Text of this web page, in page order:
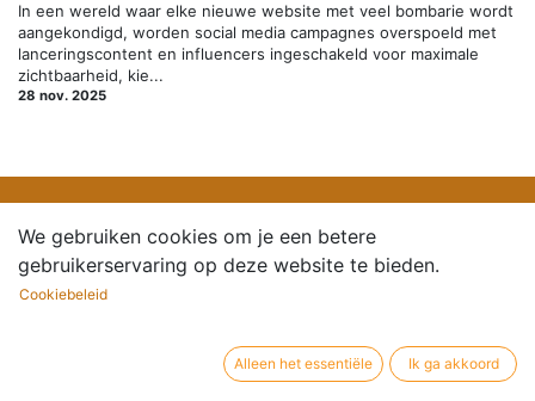
In een wereld waar elke nieuwe website met veel bombarie wordt
aangekondigd, worden social media campagnes overspoeld met
lanceringscontent en influencers ingeschakeld voor maximale
zichtbaarheid, kie...
28 nov. 2025
+32 (0) 16 14 06 33
info@vizirgroup.eu
We gebruiken cookies om je een betere
gebruikerservaring op deze website te bieden.
Cookiebeleid
Alleen het essentiële Ik ga akkoord